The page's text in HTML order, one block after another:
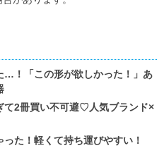
…！「この形が欲しかった！」あ
て2冊買い不可避♡人気ブランド×
た！軽くて持ち運びやすい！